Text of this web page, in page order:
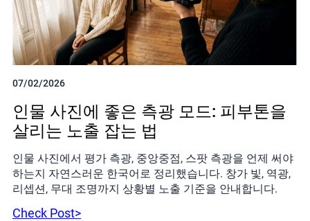
07/02/2026
인물 사진에 좋은 측광 모드: 피부톤을
살리는 노출 잡는 법
인물 사진에서 평가 측광, 중앙중점, 스팟 측광을 언제 써야
하는지 자연스러운 한국어로 정리했습니다. 창가 빛, 역광,
리셉션, 무대 조명까지 상황별 노출 기준을 안내합니다.
Check Post>